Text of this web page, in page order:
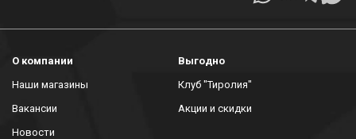
О компании
Наши магазины
Вакансии
Новости
Выгодно
Клуб "Тиролия"
Акции и скидки